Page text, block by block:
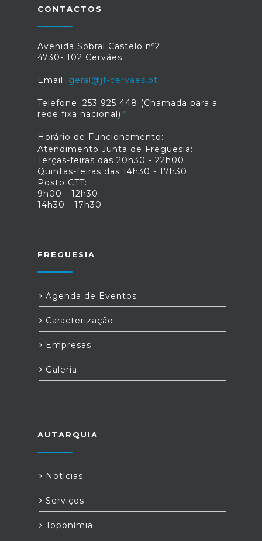
CONTACTOS
Avenida Sobral Castelo nº2
4730- 102 Cervães
Email: geral@jf-cervaes.pt
Telefone: 253 925 448 (Chamada para a
rede fixa nacional)
Horário de Funcionamento:
Atendimento Junta de Freguesia:
Terças-feiras das 20h30 - 22h00
Quintas-feiras das 14h30 - 17h30
Posto CTT:
9h00 - 12h30
14h30 - 17h30
FREGUESIA
Agenda de Eventos
Caracterização
Empresas
Galeria
AUTARQUIA
Notícias
Serviços
Toponímia